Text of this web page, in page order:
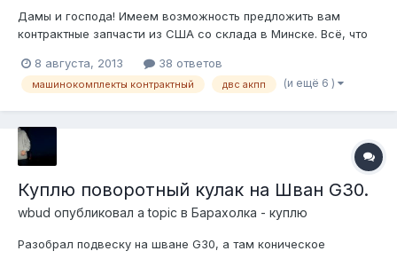
Дамы и господа! Имеем возможность предложить вам
контрактные запчасти из США со склада в Минске. Всё, что
клиентов историю происхождения запчастей и реальных
пробегов автомобилей, с которых эти запчасти
8 августа, 2013 38 ответов
машинокомплекты контрактный двс акпп (и ещё 6 )
Куплю поворотный кулак на Шван G30.
wbud опубликовал a topic в Барахолка - куплю
Разобрал подвеску на шване G30, а там коническое